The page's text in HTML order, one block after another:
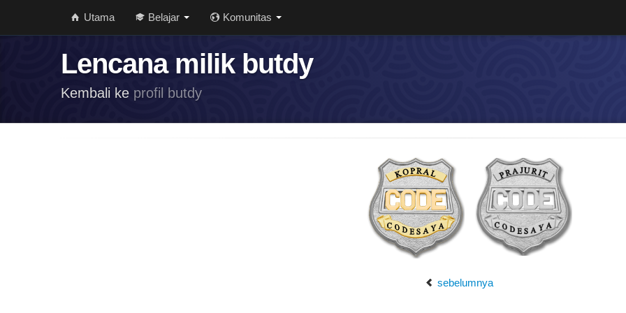
Utama Belajar Komunitas
Lencana milik butdy
Kembali ke profil butdy
sebelumnya